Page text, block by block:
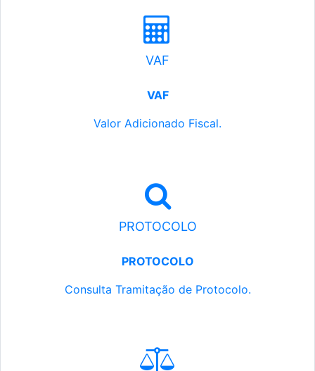
VAF
VAF
Valor Adicionado Fiscal.
PROTOCOLO
PROTOCOLO
Consulta Tramitação de Protocolo.